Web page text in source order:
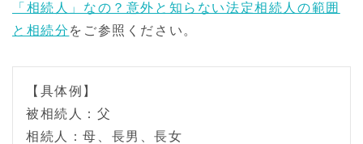
「相続人」なの？意外と知らない法定相続人の範囲
と相続分 をご参照ください。
【具体例】
被相続人：父
相続人：母、長男、長女